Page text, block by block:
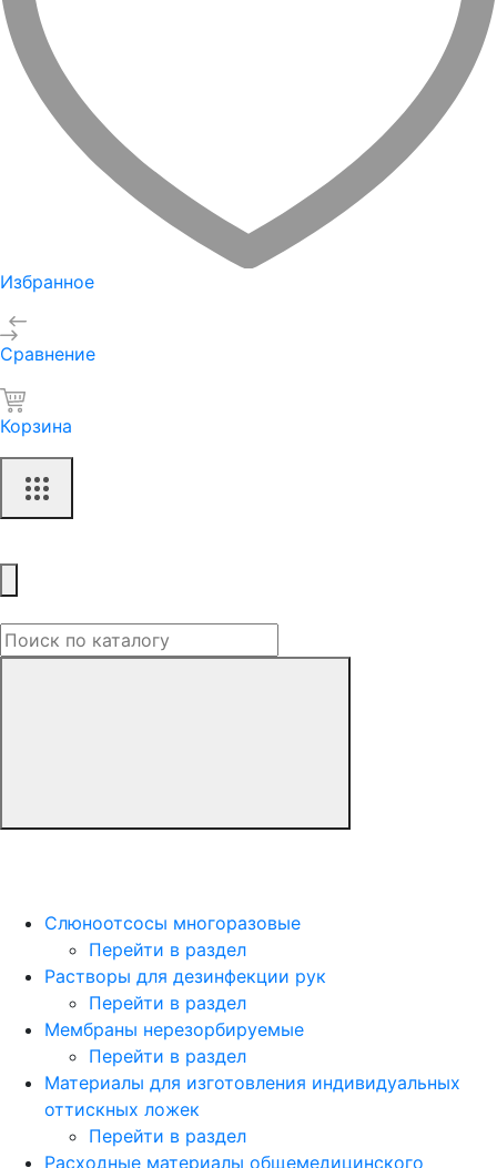
Избранное
Сравнение
Корзина
Слюноотсосы многоразовые
Перейти в раздел
Растворы для дезинфекции рук
Перейти в раздел
Мембраны нерезорбируемые
Перейти в раздел
Материалы для изготовления индивидуальных
оттискных ложек
Перейти в раздел
Расходные материалы общемедицинского